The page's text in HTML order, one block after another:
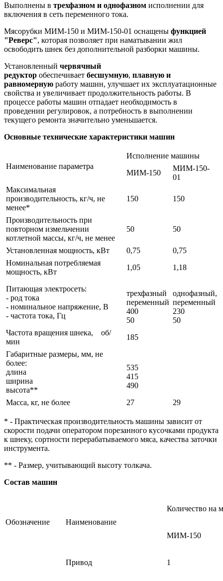
Выполнены в трехфазном и однофазном исполнении для
включения в сеть переменного тока.
Мясорубки МИМ-150 и МИМ-150-01 оснащены функцией
"Реверс", которая позволяет при наматывании жил
освободить шнек без дополнительной разборки машины.
Установленный червячный
редуктор обеспечивает бесшумную, плавную и
равномерную работу машин, улучшает их эксплуатационные
свойства и увеличивает продолжительность работы. В
процессе работы машин отпадает необходимость в
проведении регулировок, а потребность в выполнении
текущего ремонта значительно уменьшается.
Основные технические характеристики машин
Наименование параметра
Исполнение машины
МИМ-150
МИМ-150-
01
Максимальная
производительность, кг/ч, не
менее*
150 150
Производительность при
повторном измельчении
котлетной массы, кг/ч, не менее
50 50
Установленная мощность, кВт 0,75
0,75
Номинальная потребляемая
мощность, кВт
1,05 1,18
Питающая электросеть:
- род тока
- номинальное напряжение, В
- частота тока, Гц
трехфазный
переменный
400
50
однофазный,
переменный
230
50
Частота вращения шнека, об/
мин
185
Габаритные размеры, мм, не
более:
длина
ширина
высота**
535
415
490
Масса, кг, не более
27 29
* - Практическая производительность машины зависит от
скорости подачи оператором порезанного кусочками продукта
к шнеку, сортности перерабатываемого мяса, качества заточки
инструмента.
** - Размер, учитывающий высоту толкача.
Состав машин
Обозначение Наименование
Количество на
МИМ-150
Привод 1